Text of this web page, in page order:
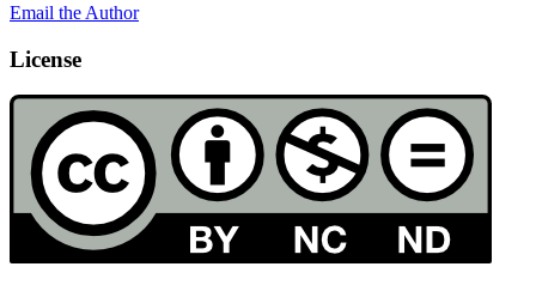
Email the Author
License